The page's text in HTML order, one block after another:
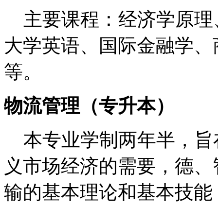
主要课程：经济学原理
大学英语、国际金融学
等。
物流管理（专升本）
本专业学制两年半，旨
义市场经济的需要，德
输的基本理论和基本技